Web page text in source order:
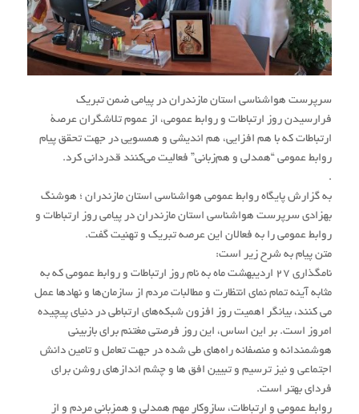
سرپرست هواشناسی استان مازندران در پیامی ضمن تبریک
فرارسیدن روز ارتباطات و روابط عمومی، از عموم تلاشگران عرصۀ
ارتباطات که با هم افزایی، هم اندیشی و همسویی در جهت تحقق پیام
روابط عمومی “همدلی و هم‌زبانی” فعالیت می‌کنند قدردانی کرد.
.
به گزارش پایگاه روابط عمومی هواشناسی استان مازندران ؛ هوشنگ
بهزادی سرپرست هواشناسی استان مازندران در پیامی روز ارتباطات و
روابط عمومی را به فعالان این عرصه تبریک و تهنیت گفت.
متن پیام به شرح زیر است:
نامگذاری ۲۷ اردیبهشت ماه به نام روز ارتباطات و روابط عمومی که به
مثابه آینه تمام نمای انتظارت و مطالبات مردم از سازمان‌ها و نهادها عمل
می کنند، بیانگر اهمیت روز افزون شبکه‌های ارتباطی در دنیای پیچیده
امروز است. بر این اساس، این روز فرصتی مغتنم برای بازبینی
هوشمندانه و منصفانه راه‌های طی شده در جهت تعامل و تامین دانش
اجتماعی و نیز ترسیم و تبیین افق ها و چشم اندازهای روشن برای
فردای بهتر است.
روابط عمومی و ارتباطات، سازوکار مهم همدلی و همزبانی مردم و از